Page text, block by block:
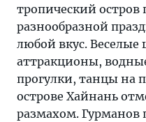
тропический остров
разнообразной
любой вкус.
аттракционы,
прогулки, танцы на
острове Хайнань
размахом. Гурманов